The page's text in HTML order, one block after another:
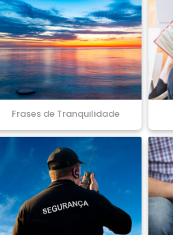
Frases de Tranquilidade